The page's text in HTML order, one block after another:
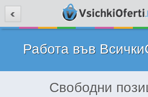
Работа във
Свободни